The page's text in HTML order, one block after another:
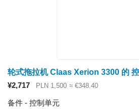
¥2,717 PLN 1,500 ≈ €348.40
备件 - 控制单元